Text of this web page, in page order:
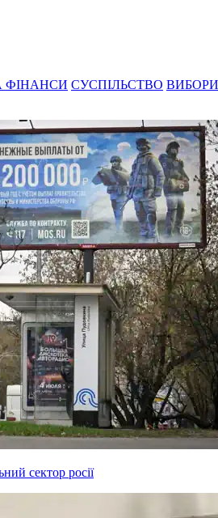
ФІНАНСИ СУСПІЛЬСТВО ВИБОРИ
сектор росії